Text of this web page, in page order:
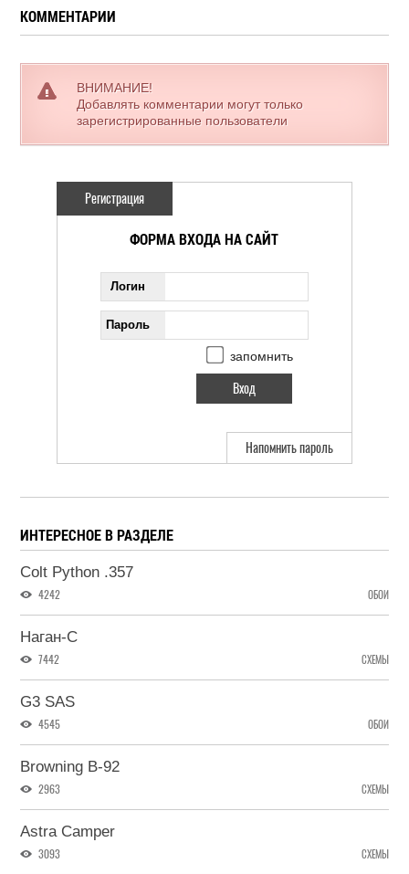
КОММЕНТАРИИ
ВНИМАНИЕ!
Добавлять комментарии могут только
зарегистрированные пользователи
Регистрация
ФОРМА ВХОДА НА САЙТ
Логин
Пароль
запомнить
Напомнить пароль
ИНТЕРЕСНОЕ В РАЗДЕЛЕ
Colt Python .357
4242 ОБОИ
Наган-С
7442 СХЕМЫ
G3 SAS
4545 ОБОИ
Browning B-92
2963 СХЕМЫ
Astra Camper
3093 СХЕМЫ